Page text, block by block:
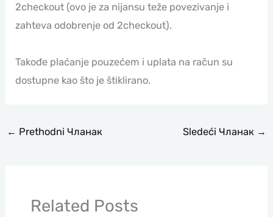
2checkout (ovo je za nijansu teže povezivanje i
zahteva odobrenje od 2checkout).
Takođe plaćanje pouzećem i uplata na račun su
dostupne kao što je štiklirano.
← Prethodni Чланак Sledeći Чланак →
Related Posts